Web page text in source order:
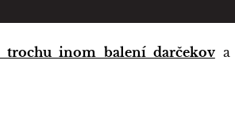
trochu inom balení darčekova